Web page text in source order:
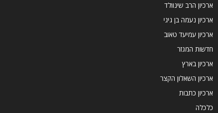
ארכיון הרב שינוולד
ארכיון נעמה בן גיגי
ארכיון עמיעד טאוב
חדשות המגזר
ארכיון בארץ
ארכיון השאלון הקצר
ארכיון כתבות
כלכלה